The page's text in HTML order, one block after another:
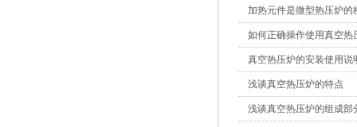
加热元件是微型热压炉的
如何正确操作使用真空热
真空热压炉的安装使用说
浅谈真空热压炉的特点
浅谈真空热压炉的组成部